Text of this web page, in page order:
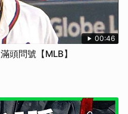
00:46
頭問號【MLB】